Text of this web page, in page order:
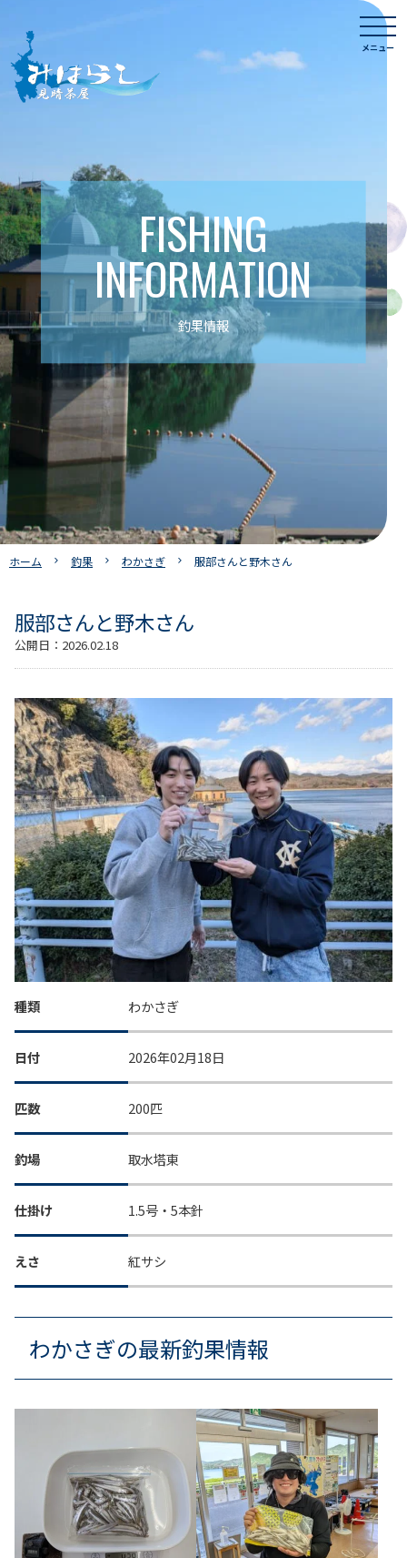
content
メニュー
FISHING
INFORMATION
釣果情報
ホーム 釣果 わかさぎ 服部さんと野木さん
服部さんと野木さん
公開日： 2026.02.18
種類 わかさぎ
日付 2026年02月18日
匹数 200匹
釣場 取水塔東
仕掛け 1.5号・5本針
えさ 紅サシ
わかさぎの最新釣果情報